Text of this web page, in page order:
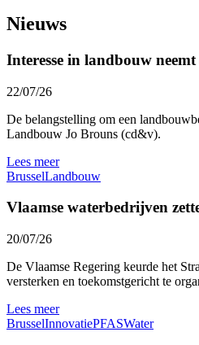
Nieuws
Interesse in landbouw
22/07/26
De belangstelling om een
Landbouw Jo Brouns (cd&v).
Lees meer
BrusselLandbouw
Vlaamse waterbedrijven
20/07/26
De Vlaamse Regering keurde het
versterken en toekomstgericht te
Lees meer
BrusselInnovatiePFASWater